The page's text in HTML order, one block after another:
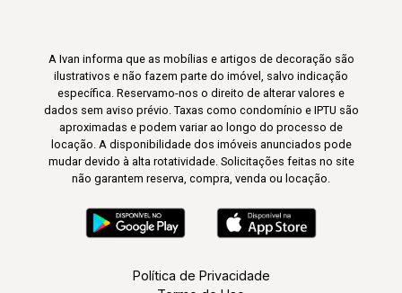
A Ivan informa que as mobílias e artigos de decoração são
ilustrativos e não fazem parte do imóvel, salvo indicação
específica. Reservamo-nos o direito de alterar valores e
dados sem aviso prévio. Taxas como condomínio e IPTU são
aproximadas e podem variar ao longo do processo de
locação. A disponibilidade dos imóveis anunciados pode
mudar devido à alta rotatividade. Solicitações feitas no site
não garantem reserva, compra, venda ou locação.
Política de Privacidade